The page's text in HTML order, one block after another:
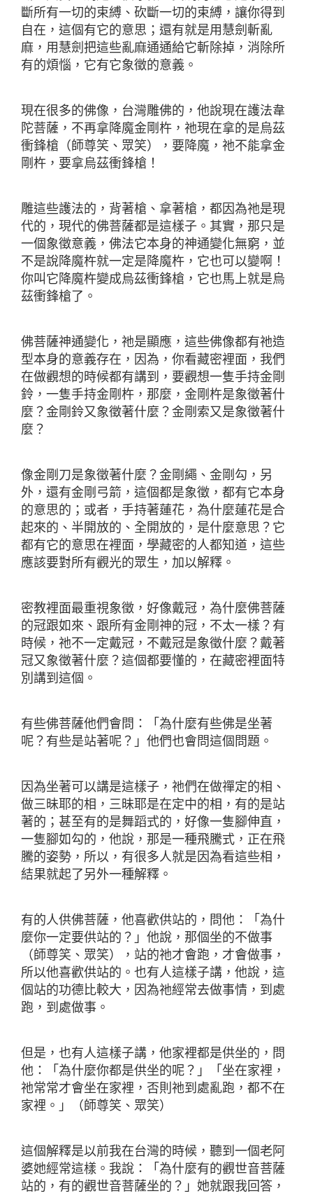
斷所有一切的束縛、砍斷一切的束縛，讓你得到
自在，這個有它的意思；還有就是用慧劍斬亂
麻，用慧劍把這些亂麻通通給它斬除掉，消除所
有的煩惱，它有它象徵的意義。
現在很多的佛像，台灣雕佛的，他說現在護法韋
陀菩薩，不再拿降魔金剛杵，祂現在拿的是烏茲
衝鋒槍（師尊笑、眾笑），要降魔，祂不能拿金
剛杵，要拿烏茲衝鋒槍！
雕這些護法的，背著槍、拿著槍，都因為祂是現
代的，現代的佛菩薩都是這樣子。其實，那只是
一個象徵意義，佛法它本身的神通變化無窮，並
不是說降魔杵就一定是降魔杵，它也可以變啊！
你叫它降魔杵變成烏茲衝鋒槍，它也馬上就是烏
茲衝鋒槍了。
佛菩薩神通變化，祂是顯應，這些佛像都有祂造
型本身的意義存在，因為，你看藏密裡面，我們
在做觀想的時候都有講到，要觀想一隻手持金剛
鈴，一隻手持金剛杵，那麼，金剛杵是象徵著什
麼？金剛鈴又象徵著什麼？金剛索又是象徵著什
麼？
像金剛刀是象徵著什麼？金剛繩、金剛勾，另
外，還有金剛弓箭，這個都是象徵，都有它本身
的意思的；或者，手持著蓮花，為什麼蓮花是合
起來的、半開放的、全開放的，是什麼意思？它
都有它的意思在裡面，學藏密的人都知道，這些
應該要對所有觀光的眾生，加以解釋。
密教裡面最重視象徵，好像戴冠，為什麼佛菩薩
的冠跟如來、跟所有金剛神的冠，不太一樣？有
時候，祂不一定戴冠，不戴冠是象徵什麼？戴著
冠又象徵著什麼？這個都要懂的，在藏密裡面特
別講到這個。
有些佛菩薩他們會問：「為什麼有些佛是坐著
呢？有些是站著呢？」他們也會問這個問題。
因為坐著可以講是這樣子，祂們在做禪定的相、
做三昧耶的相，三昧耶是在定中的相，有的是站
著的；甚至有的是舞蹈式的，好像一隻腳伸直，
一隻腳如勾的，他說，那是一種飛騰式，正在飛
騰的姿勢，所以，有很多人就是因為看這些相，
結果就起了另外一種解釋。
有的人供佛菩薩，他喜歡供站的，問他：「為什
麼你一定要供站的？」他說，那個坐的不做事
（師尊笑、眾笑），站的祂才會跑，才會做事，
所以他喜歡供站的。也有人這樣子講，他說，這
個站的功德比較大，因為祂經常去做事情，到處
跑，到處做事。
但是，也有人這樣子講，他家裡都是供坐的，問
他：「為什麼你都是供坐的呢？」「坐在家裡，
祂常常才會坐在家裡，否則祂到處亂跑，都不在
家裡。」（師尊笑、眾笑）
這個解釋是以前我在台灣的時候，聽到一個老阿
婆她經常這樣。我說：「為什麼有的觀世音菩薩
站的，有的觀世音菩薩坐的？」她就跟我回答，